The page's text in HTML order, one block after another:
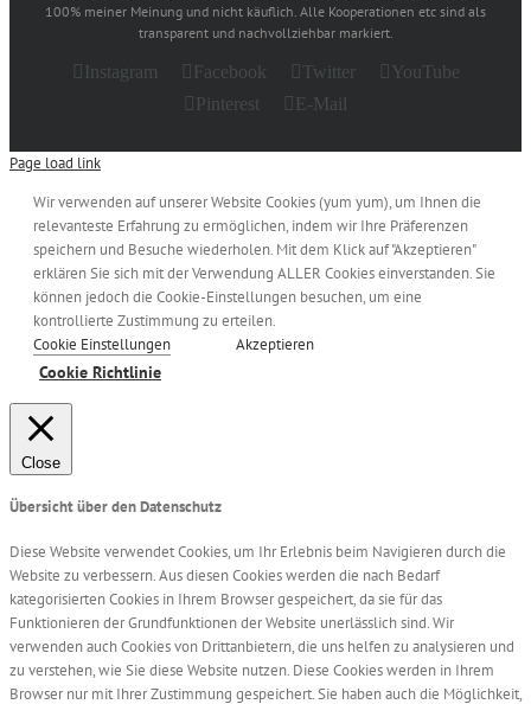
100% meiner Meinung und nicht käuflich. Alle Kooperationen etc sind als
transparent und nachvollziehbar markiert.
Instagram Facebook Twitter
YouTube
Pinterest
E-Mail
Page load link
Wir verwenden auf unserer Website Cookies (yum yum), um Ihnen die
relevanteste Erfahrung zu ermöglichen, indem wir Ihre Präferenzen
speichern und Besuche wiederholen. Mit dem Klick auf "Akzeptieren"
erklären Sie sich mit der Verwendung ALLER Cookies einverstanden. Sie
können jedoch die Cookie-Einstellungen besuchen, um eine
kontrollierte Zustimmung zu erteilen.
Cookie Einstellungen
Akzeptieren
Cookie Richtlinie
Close
Übersicht über den Datenschutz
Diese Website verwendet Cookies, um Ihr Erlebnis beim Navigieren durch die
Website zu verbessern. Aus diesen Cookies werden die nach Bedarf
kategorisierten Cookies in Ihrem Browser gespeichert, da sie für das
Funktionieren der Grundfunktionen der Website unerlässlich sind. Wir
verwenden auch Cookies von Drittanbietern, die uns helfen zu analysieren und
zu verstehen, wie Sie diese Website nutzen. Diese Cookies werden in Ihrem
Browser nur mit Ihrer Zustimmung gespeichert. Sie haben auch die Möglichkeit,